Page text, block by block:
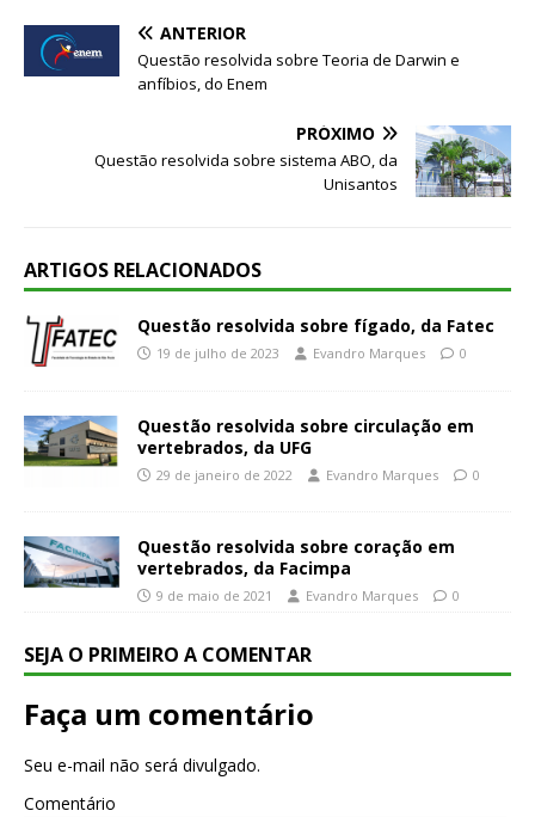
ANTERIOR
Questão resolvida sobre Teoria de Darwin e
anfíbios, do Enem
PRÓXIMO
Questão resolvida sobre sistema ABO, da
Unisantos
ARTIGOS RELACIONADOS
Questão resolvida sobre fígado, da Fatec
19 de julho de 2023 Evandro Marques 0
Questão resolvida sobre circulação em
vertebrados, da UFG
29 de janeiro de 2022 Evandro Marques 0
Questão resolvida sobre coração em
vertebrados, da Facimpa
9 de maio de 2021 Evandro Marques 0
SEJA O PRIMEIRO A COMENTAR
Faça um comentário
Seu e-mail não será divulgado.
Comentário